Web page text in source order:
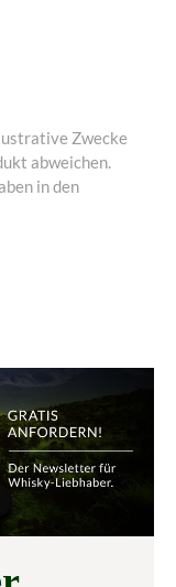
Zwecke
abweichen.
in den